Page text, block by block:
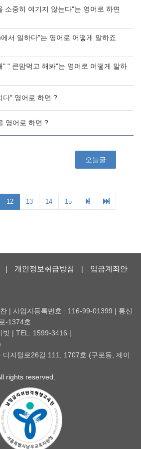
소중히 여기지 않는다"는 영어로 하면
서 일하다"는 영어로 어떻게 말하죠
" " 큰맘먹고 해봐"는 영어로 어떻게 말하
다" 영어로 하면 ?
영어로 하면 ?
오늘글
12 13 14 15
| 개인정보취급방침 |
입금계좌안
| 사업자등록번호 : 116-99-01399 | 통신
-1374호
빗 | TEL: 1599-3416 |
디지털로26길 111, 1707호 (구로동, 제이
rights reserved.